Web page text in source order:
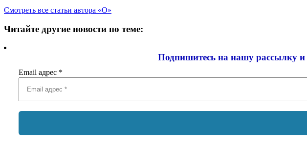
Смотреть все статьи автора «О»
Читайте другие новости по теме:
Подпишитесь на нашу рассылку и
Email адрес *